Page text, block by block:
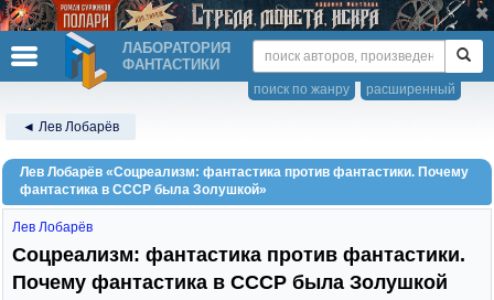
ЛАБОРАТОРИЯ
ФАНТАСТИКИ
расширенный
поиск по жанру
◄ Лев Лобарёв
Лев Лобарёв «Соцреализм: фантастика против фантастики. Почему
фантастика в СССР была Золушкой»
Лев Лобарёв
Соцреализм: фантастика против фантастики.
Почему фантастика в СССР была Золушкой